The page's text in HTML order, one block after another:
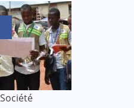
Société